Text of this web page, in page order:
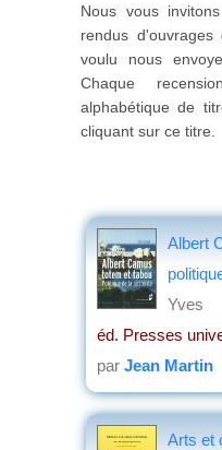
Nous vous
rendus
voulu nous
Chaque
alphabétique de
cliquant sur ce titre.
Albert
Yves
éd. Presses
par Jean Martin
Arts et